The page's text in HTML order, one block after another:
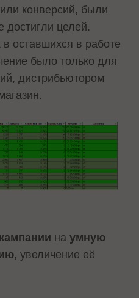
конверсий, были
достигли целей.
в оставшихся в работе
было только для
дистрибьютором
наумную
, увеличение её